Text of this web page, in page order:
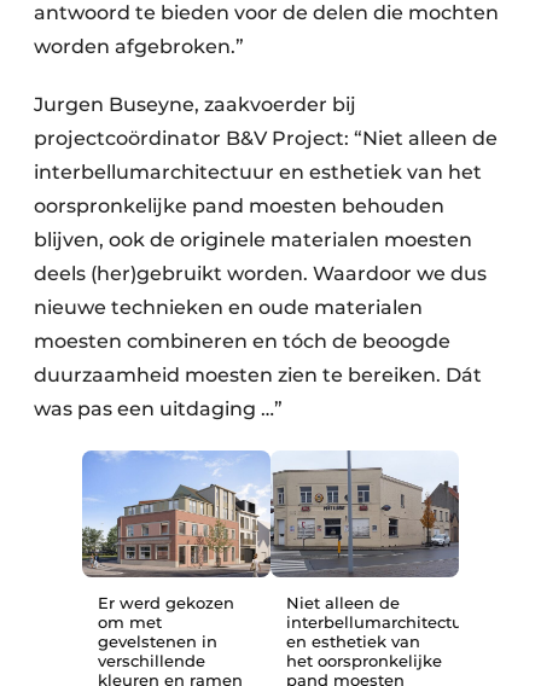
antwoord te bieden voor de delen die mochten
worden afgebroken.”
Jurgen Buseyne, zaakvoerder bij
projectcoördinator B&V Project: “Niet alleen de
interbellumarchitectuur en esthetiek van het
oorspronkelijke pand moesten behouden
blijven, ook de originele materialen moesten
deels (her)gebruikt worden. Waardoor we dus
nieuwe technieken en oude materialen
moesten combineren en tóch de beoogde
duurzaamheid moesten zien te bereiken. Dát
was pas een uitdaging …”
Er werd gekozen
om met
gevelstenen in
verschillende
kleuren en ramen
Niet alleen de
interbellumarchitectuur
en esthetiek van
het oorspronkelijke
pand moesten